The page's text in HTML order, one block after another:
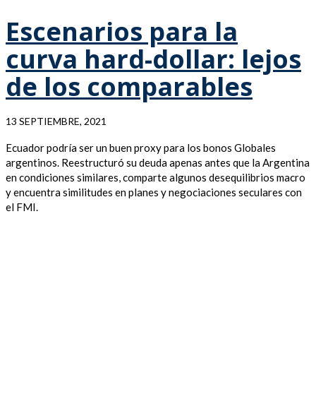
Escenarios para la
curva hard-dollar: lejos
de los comparables
13 SEPTIEMBRE, 2021
Ecuador podría ser un buen proxy para los bonos Globales
argentinos. Reestructuró su deuda apenas antes que la Argentina
en condiciones similares, comparte algunos desequilibrios macro
y encuentra similitudes en planes y negociaciones seculares con
el FMI.